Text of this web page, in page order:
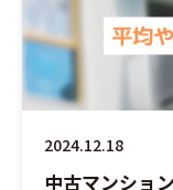
2024.12.18
中古マンショ